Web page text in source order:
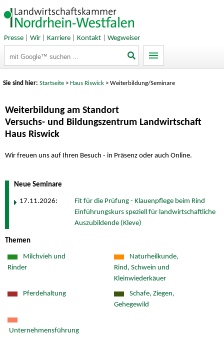
Presse| Wir| Karriere| Kontakt| Wegweiser
Sie sind hier:Startseite >Haus Riswick > Weiterbildung/Seminare
Weiterbildung am Standort
Versuchs- und Bildungszentrum Landwirtschaft
Haus Riswick
Wir freuen uns auf Ihren Besuch - in Präsenz oder auch Online.
Neue Seminare
17.11.2026:
Fit für die Prüfung - Klauenpflege beim Rind
Einführungskurs speziell für landwirtschaftliche
Auszubildende (Kleve)
Themen
Milchvieh und
Rinder
Naturheilkunde,
Rind, Schwein und
Kleinwiederkäuer
Pferdehaltung
Schafe, Ziegen,
Gehegewild
Unternehmensführung